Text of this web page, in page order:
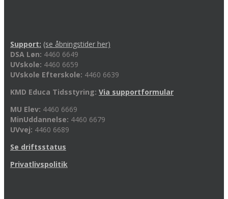
Support: (se åbningstider her)
DSA Løn: 4460 6649
UVskole: 4460 6659
UVskole Efterskole: 4460 6639
KMD Educa Tidsstyring: Via supportformular
MU Elev: 4460 6669
MinUddannelse: 4460 6679
UVvej: 4460 6689
Se driftsstatus
Privatlivspolitik